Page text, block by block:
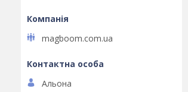
magboom.com.ua
Альона